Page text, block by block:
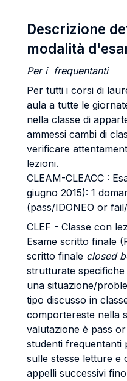
Descrizione
modalità
Per i frequentanti
Per tutti i corsi di
aula a tutte le
nella classe di
ammessi cambi di
verificare
lezioni.
CLEAM-CLEACC :
giugno 2015): 1
(pass/IDONEO or
CLEF - Classe con
Esame scritto finale
scritto finale closed
strutturate
una situazione/
tipo discusso in
comportereste nella
valutazione è pass
studenti frequentanti
sulle stesse letture e
appelli successivi